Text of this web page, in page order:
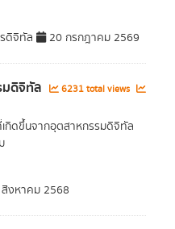
ดิจิทัล 20 กรกฎาคม 2569
ดิจิทัล
6231 total views
กิดขึ้นจากอุตสาหกรรมดิจิทัล
งหาคม 2568